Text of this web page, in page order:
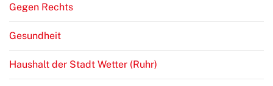
Gegen Rechts
Gesundheit
Haushalt der Stadt Wetter (Ruhr)